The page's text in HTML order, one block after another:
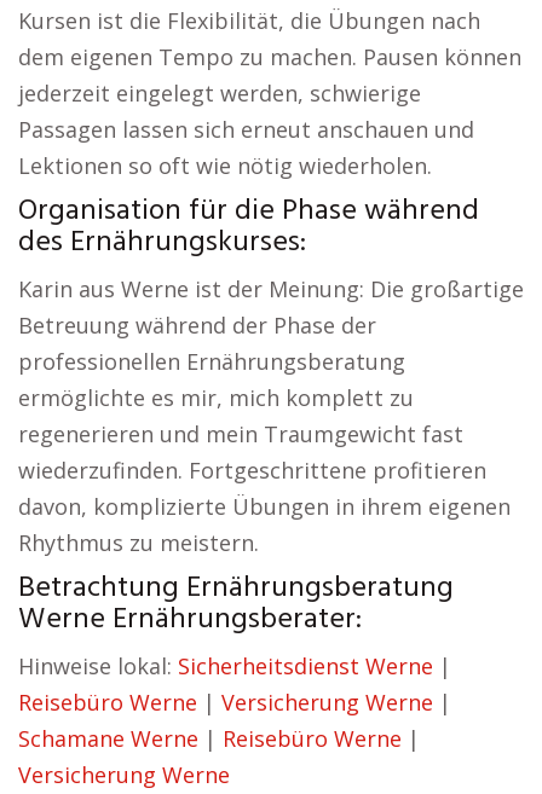
Kursen ist die Flexibilität, die Übungen nach
dem eigenen Tempo zu machen. Pausen können
jederzeit eingelegt werden, schwierige
Passagen lassen sich erneut anschauen und
Lektionen so oft wie nötig wiederholen.
Organisation für die Phase während
des Ernährungskurses:
Karin aus Werne ist der Meinung: Die großartige
Betreuung während der Phase der
professionellen Ernährungsberatung
ermöglichte es mir, mich komplett zu
regenerieren und mein Traumgewicht fast
wiederzufinden. Fortgeschrittene profitieren
davon, komplizierte Übungen in ihrem eigenen
Rhythmus zu meistern.
Betrachtung Ernährungsberatung
Werne Ernährungsberater:
Hinweise lokal: Sicherheitsdienst Werne |
Reisebüro Werne | Versicherung Werne |
Schamane Werne | Reisebüro Werne |
Versicherung Werne